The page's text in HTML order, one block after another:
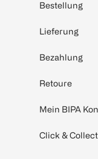
Bestellung
Lieferung
Bezahlung
Retoure
Mein BIPA
Click & Collect